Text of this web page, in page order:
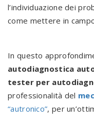
l’individuazione dei
come mettere in
In questo
autodiagnostica
tester per
professionalità del
“autronico”, per